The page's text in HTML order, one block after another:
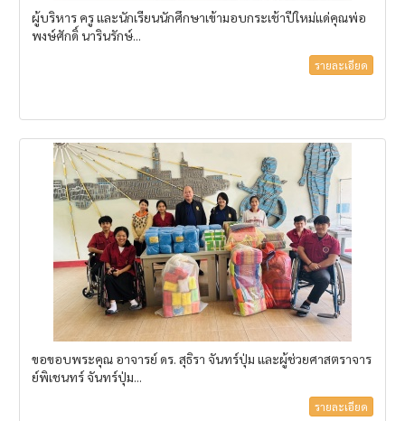
ผู้บริหาร ครู และนักเรียนนักศึกษาเข้ามอบกระเช้าปีใหม่แด่คุณพ่อ
พงษ์ศักดิ์ นารินรักษ์...
รายละเอียด
ขอขอบพระคุณ อาจารย์ ดร. สุธิรา จันทร์ปุ่ม และผู้ช่วยศาสตราจาร
ย์พิเชนทร์ จันทร์ปุ่ม...
รายละเอียด